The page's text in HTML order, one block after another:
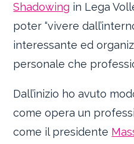
Shadowing in Lega
poter “vivere
interessante ed
personale che
Dall’inizio ho avuto
come opera un
come il presidente